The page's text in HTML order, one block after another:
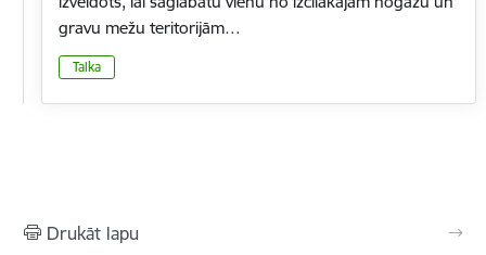
gravu mežu teritorijām…
Talka
Drukāt lapu